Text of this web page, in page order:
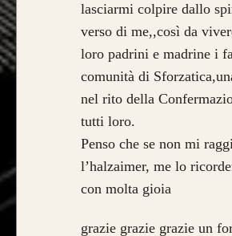
lasciarmi colpire dallo
verso di me,,così da
loro padrini e madrine i
comunità di
nel rito della
tutti loro.
Penso che se non mi
l’halzaimer, me lo
con molta gioia
grazie grazie grazie un